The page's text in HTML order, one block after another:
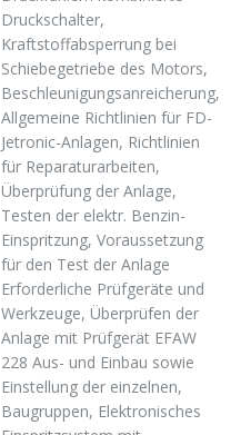
Druckschalter,
Kraftstoffabsperrung bei
Schiebegetriebe des Motors,
Beschleunigungsanreicherung,
Allgemeine Richtlinien für FD-
Jetronic-Anlagen, Richtlinien
für Reparaturarbeiten,
Überprüfung der Anlage,
Testen der elektr. Benzin-
Einspritzung, Voraussetzung
für den Test der Anlage
Erforderliche Prüfgeräte und
Werkzeuge, Überprüfen der
Anlage mit Prüfgerät EFAW
228 Aus- und Einbau sowie
Einstellung der einzelnen,
Baugruppen, Elektronisches